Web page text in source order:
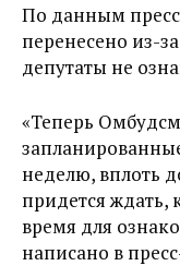
По данным
перенесено из-
депутаты не
«Теперь
неделю, вплоть
придется ждать,
время для
написано в